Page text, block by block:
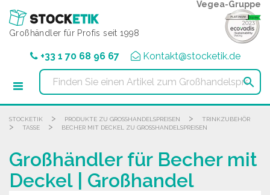
Großhändler für Profis seit 1998
Vegea-Gruppe
+33 1 70 68 96 67 Kontakt@stocketik.de

STOCKETIK > PRODUKTE ZU GROSSHANDELSPREISEN > TRINKZUBEHÖR
> TASSE > BECHER MIT DECKEL ZU GROSSHANDELSPREISEN
Großhändler für Becher mit
Deckel | Großhandel